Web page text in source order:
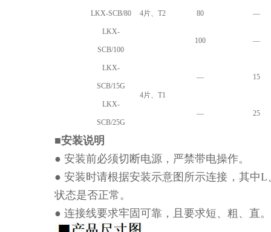
4片、T2
LKX-SCB/80 80 —
LKX-
SCB/100
100 —
LKX-
SCB/15G
4片、T1
— 15
LKX-
SCB/25G
— 25
■安装说明
● 安装前必须切断电源，严禁带电操作。
● 安装时请根据安装示意图所示连接，其中
状态是否正常。
● 连接线要求牢固可靠，且要求短、粗、直。